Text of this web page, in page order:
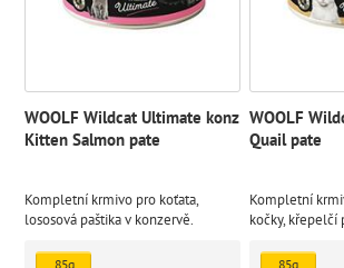
WOOLF Wildcat Ultimate konz
Kitten Salmon pate
Kompletní krmivo pro koťata,
lososová paštika v konzervě.
vytvořené pro uspokojení
85g
WOOLF
Quail pate
Kompletní
kočky, křepelčí
vytvořené pro
85g